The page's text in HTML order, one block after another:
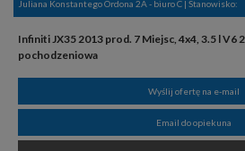
Juliana Konstantego Ordona 2A - biuro C | Stanowisko:
Infiniti JX35 2013 prod. 7 Miejsc, 4x4, 3.5 l V6
pochodzeniowa
Wyślij ofertę na e-mail
Email do opiekuna